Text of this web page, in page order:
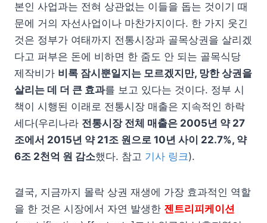
본인 사업과는 전혀 상관없는 이들을 돕는 것이기 때
문에 거의 자선사업이나 마찬가지이다. 한 가지 웃긴
것은 정부가 여태까지 전통시장과 골목상권을 살리겠
다고 퍼부은 돈에 비하면 한 줌도 안 되는 골목식당
제작비가 비록 잠시뿐일지는 모르겠지만, 망한 상권을
살리는 데 더 큰 효과를 보고 있다는 것이다. 정부 시
책이 시행된 이래로 전통시장 매출은 지속적인 하락
세다(우리나라 전통시장 전체 매출은 2005년 약 27
조에서 2015년 약 21조 원으로 10년 사이 22.7%, 약
6조 2천억 원 감소했다. 참고 기사 링크).
결국, 지금까지 몰락 상권 재생에 가장 효과적인 역할
을 한 것은 시장에서 자연 발생한 젠트리피케이션